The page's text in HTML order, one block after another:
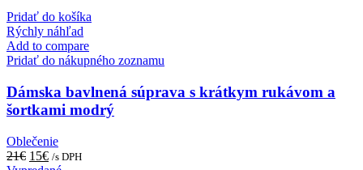
Pridať do košíka
Rýchly náhľad
Add to compare
Pridať do nákupného zoznamu
Dámska bavlnená súprava s krátkym rukávom a
šortkami modrý
Oblečenie
21€ Original
15€Current
/s DPH